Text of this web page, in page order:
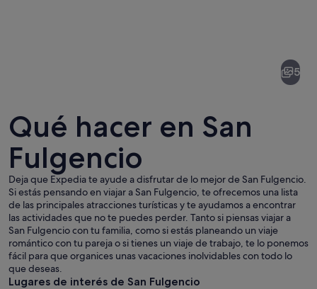
Un humedal con pastos altos y
5
Qué hacer en San
Fulgencio
Deja que Expedia te ayude a disfrutar de lo mejor de San Fulgencio.
Si estás pensando en viajar a San Fulgencio, te ofrecemos una lista
de las principales atracciones turísticas y te ayudamos a encontrar
las actividades que no te puedes perder. Tanto si piensas viajar a
San Fulgencio con tu familia, como si estás planeando un viaje
romántico con tu pareja o si tienes un viaje de trabajo, te lo ponemos
fácil para que organices unas vacaciones inolvidables con todo lo
que deseas.
Lugares de interés de San Fulgencio